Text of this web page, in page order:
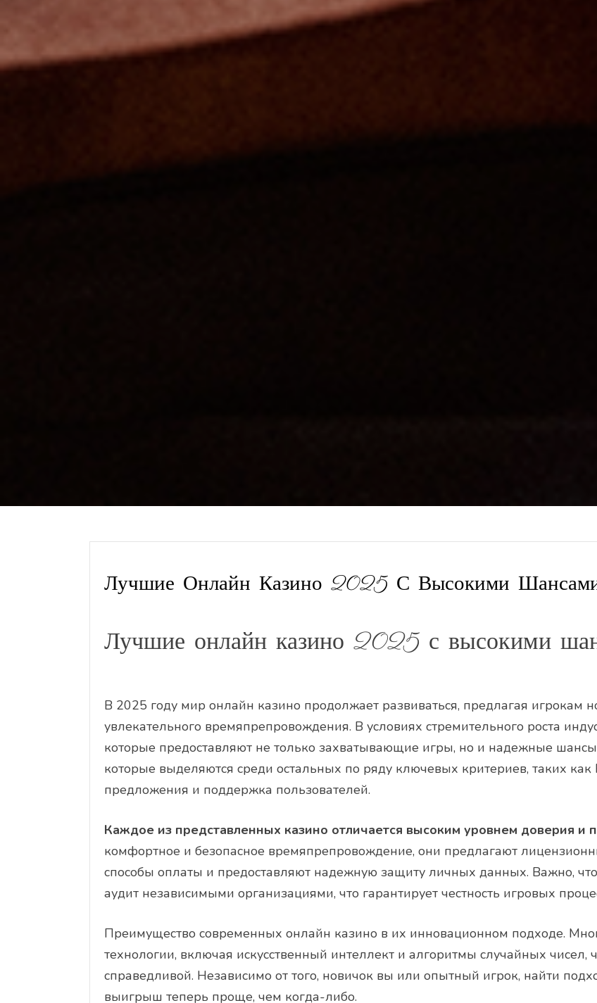
Лучшие Онлайн Казино 2025 С Высокими
Лучшие онлайн казино 2025 с высокими
В 2025 году мир онлайн казино продолжает развиваться, предлагая
увлекательного времяпрепровождения. В условиях стремительного роста
которые предоставляют не только захватывающие игры, но и надежные
которые выделяются среди остальных по ряду ключевых критериев, таких как
предложения и поддержка пользователей.
Каждое из представленных казино отличается высоким уровнем доверия и
комфортное и безопасное времяпрепровождение, они предлагают
способы оплаты и предоставляют надежную защиту личных данных. Важно,
аудит независимыми организациями, что гарантирует честность игровых
Преимущество современных онлайн казино в их инновационном подходе.
технологии, включая искусственный интеллект и алгоритмы случайных чисел,
справедливой. Независимо от того, новичок вы или опытный игрок, найти
выигрыш теперь проще, чем когда-либо.